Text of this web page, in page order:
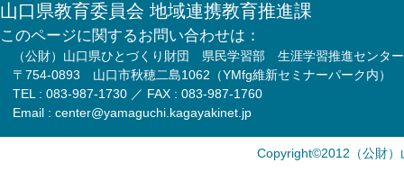
山口県教育委員会 地域連携教育推進課
このページに関するお問い合わせは：
（公財）山口県ひとづくり財団 県民学習部 生涯学習推進センター
〒754-0893 山口市秋穂二島1062（YMfg維新セミナーパーク内）
TEL : 083-987-1730 ／ FAX : 083-987-1760
Email : center@yamaguchi.kagayakinet.jp
Copyright©2012（公財）